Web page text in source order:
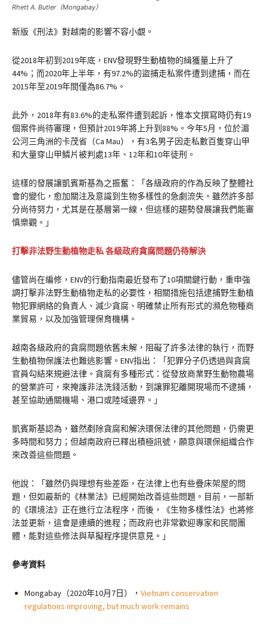
Rhett A. Butler（Mongabay）
新版《刑法》對越南的影響不容小覷。
從2018年初到2019年底，ENV發現野生動植物的緝獲量上升了
44%；而2020年上半年，有97.2%的盜捕走私案件遭到逮捕，而在
2015年至2019年間僅為86.7%。
此外，2018年有83.6%的走私案件遭到起訴，惟本文撰寫時仍有19
個案件尚待審理，但預計2019年將上升到88%。今年5月，位於湄
公河三角洲的卡茂省（Ca Mau），有3名男子因走私數百隻穿山甲
和大量穿山甲鱗片被判處13年、12年和10年徒刑。
這樣的發展讓凱賓斯基為之振奮：「各級政府的作為反映了整體社
會的變化，愈加關注及意識到生物多樣性的急劇流失。雖然許多部
分尚待努力，尤其是在基層第一線，但這樣的趨勢發展讓我們能審
慎樂觀。」
打擊非法野生動植物走私 各級政府貪腐問題仍待解決
儘管尚在編修，ENV的行動指南最近發布了10項關鍵行動，重申強
調打擊非法野生動植物走私的必要性，相關措施包括逮捕野生動植
物犯罪網絡的負責人、減少貪腐、明確禁止所有形式的瀕危物種商
業貿易，以及加強管理保育機構。
越南各級政府的貪腐問題依舊未解，阻礙了許多法律的執行，而野
生動植物保護法也難逃影響。ENV指出：「犯罪分子仍透過與貪腐
官員勾結來規避法律。貪腐有多種形式：從發放商業野生動物農場
的營業許可，來掩護非法洗錢活動，到讓罪犯離開現場而不逮捕，
甚至協助通關機場、港口或陸域邊界。」
凱賓斯基認為，雖然剷除貪腐和解決環保法律的其他問題，仍需更
多時間和努力；但越南政府已釋出積極訊號，願意與環保組織合作
來改善這些問題。
他說：「雖然仍與理想有些差距，在法律上也有些疊床架屋的問
題，但如最新的《林業法》已經開始改善這些問題。目前，一部新
的《環境法》正在進行立法程序，而後，《生物多樣性法》也將修
法並更新，這會是連續的進程；而政府也非常歡迎專家和民間團
體，能對這些修法與草擬程序提供意見。」
參考資料
Mongabay（2020年10月7日）， Vietnam conservation
regulations improving, but much work remains